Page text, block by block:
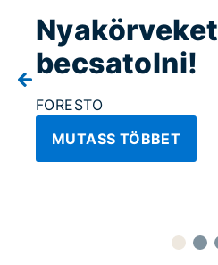
Nyakörveket
becsatolni!
FORESTO
MUTASS TÖBBET